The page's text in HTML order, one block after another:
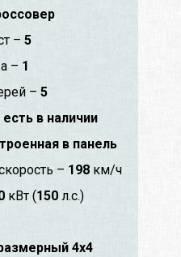
– 5
– 1
– 5
есть в наличии
в панель
– 198 км/ч
кВт (150 л.с.)
4x4